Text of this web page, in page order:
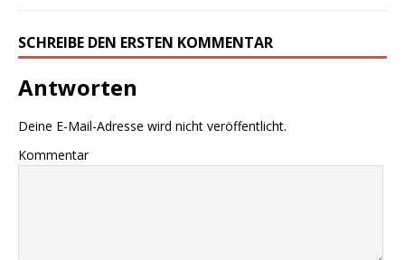
SCHREIBE DEN ERSTEN KOMMENTAR
Antworten
Deine E-Mail-Adresse wird nicht veröffentlicht.
Kommentar